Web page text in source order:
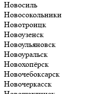
Новосиль
Новосокольники
Новотроицк
Новоузенск
Новоульяновск
Новоуральск
Новохопёрск
Новочебоксарск
Новочеркасск